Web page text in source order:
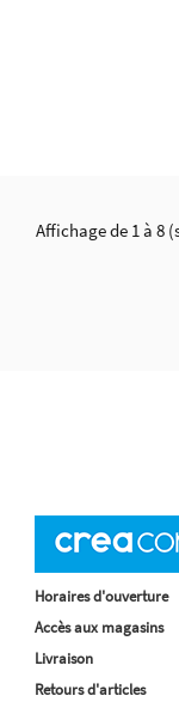
Affichage de 1 à 8
Horaires d'ouverture
Accès aux magasins
Livraison
Retours d'articles